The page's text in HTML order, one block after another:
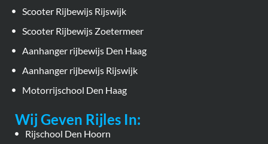
Scooter Rijbewijs Rijswijk
Scooter Rijbewijs Zoetermeer
Aanhanger rijbewijs Den Haag
Aanhanger rijbewijs Rijswijk
Motorrijschool Den Haag
Wij Geven Rijles In:
Rijschool Den Hoorn